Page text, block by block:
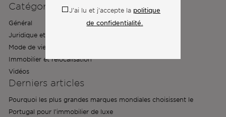
Catégories de nouvelles
Général
Juridique et financier
Mode de vie et habitat
Immobilier et relocalisation
Vidéos
Derniers articles
Pourquoi les plus grandes marques mondiales choisissent le
Portugal pour l'immobilier de luxe
J'ai lu et j'accepte la politique
de confidentialité.